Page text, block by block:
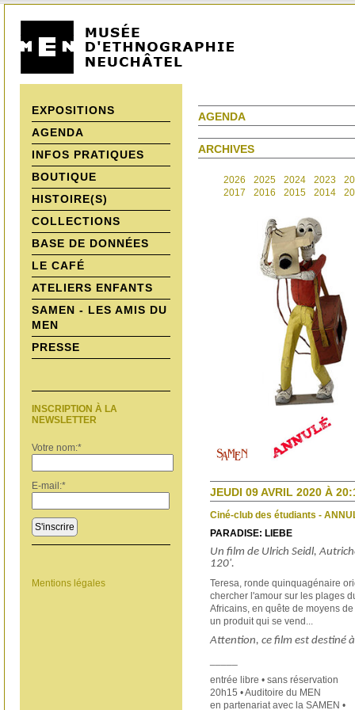
EXPOSITIONS
AGENDA
INFOS PRATIQUES
BOUTIQUE
HISTOIRE(S)
COLLECTIONS
BASE DE DONNÉES
LE CAFÉ
ATELIERS ENFANTS
SAMEN - LES AMIS DU
MEN
PRESSE
INSCRIPTION À LA
NEWSLETTER
Votre nom:*
E-mail:*
S'inscrire
Mentions légales
AGENDA
ARCHIVES
2026 2025 2024 2023
2017
2016 2015 2014
JEUDI 09 AVRIL 2020 À
Ciné-club des étudiants -
PARADISE: LIEBE
Un film de Ulrich Seidl,
120'.
Teresa, ronde quinquagénaire
chercher l'amour sur les plages
Africains, en quête de moyens
un produit qui se vend...
Attention, ce film est destiné
entrée libre • sans réservation
20h15 • Auditoire du MEN
en partenariat avec la SAMEN •